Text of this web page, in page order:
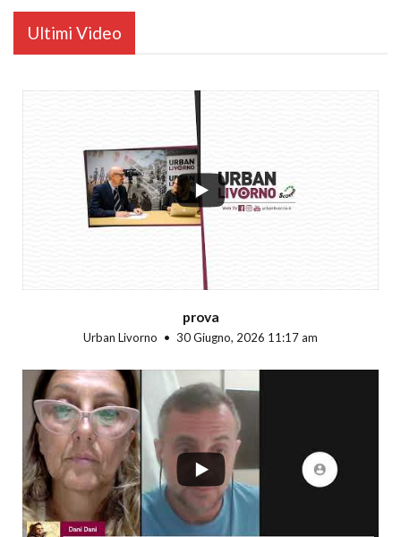
Ultimi Video
prova
Urban Livorno 30 Giugno, 2026 11:17 am